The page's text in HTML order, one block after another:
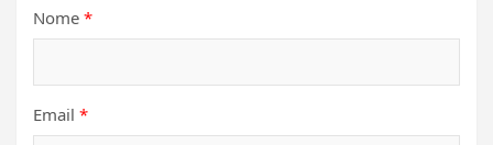
Nome *
Email *